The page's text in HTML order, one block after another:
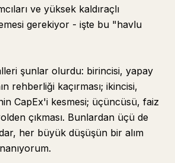
ve yüksek kaldıraçlı
gerekiyor - işte bu "havlu
şunlar olurdu: birincisi, yapay
rehberliği kaçırması; ikincisi,
CapEx'i kesmesi; üçüncüsü, faiz
çıkması. Bunlardan üçü de
her büyük düşüşün bir alım